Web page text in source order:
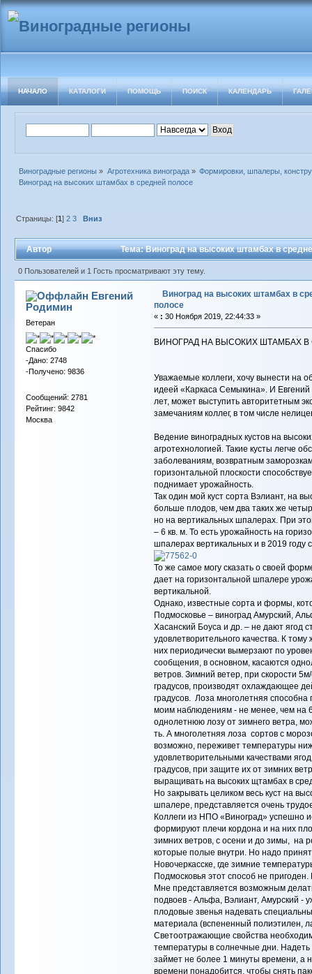
НАЧАЛО КАТАЛОГИ ПОМОЩЬ ПОИСК КАЛЕНДАРЬ
Виноградные регионы » Агротехника винограда» Формировки, шпалеры,
Виноград на высоких штамбах в средней полосе
Страницы: [1]2 3 Вниз
Автор Тема: Виноград на высоких штамбах в
0 Пользователей и 1 Гость просматривают эту тему.
Евгений
Родимин
Ветеран
Спасибо
-Дано: 2748
-Получено: 9836
Сообщений: 2781
Рейтинг: 9842
Москва
Виноград на высоких штамбах в
полосе
« : 30 Ноября 2019, 22:44:33 »
ВИНОГРАД НА ВЫСОКИХ ШТАМБАХ
Уважаемые коллеги, хочу вынести на
идеей «Каркаса Семыкина». И
лет, может выступить авторитетным
замечаниям коллег, в том числе
Ведение виноградных кустов на
агротехнологией. Такие кусты легче
заболеваниям, возвратным
горизонтальной плоскости
поднимает урожайность.
Так один мой куст сорта Вэлиант, на
больше плодов, чем два таких же
но на вертикальных шпалерах. При
– 6 кв. м. То есть урожайность на
шпалерах вертикальных и в 2019 году
То же самое могу сказать о своей
дает на горизонтальной шпалере
вертикальной.
Однако, известные сорта и формы,
Подмосковье – виноград Амурский,
Хасанский Боуса и др. – не дают ягод
удовлетворительного качества. К
них периодически вымерзают по
сообщения, в основном, касаются
ветров. Зимний ветер, при скорости
градусов, производят охлаждающее
градусов. Лоза многолетняя
моим наблюдениям - не менее, чем на
однолетнюю лозу от зимнего ветра,
ть. А многолетняя лоза сортов с
возможно, переживет температуры
удовлетворительными качествами
градусов, при защите их от зимних
выращивать на высоких щтамбах в
Но закрывать целиком весь куст на
шпалере, представляется очень
Коллеги из НПО «Виноград» успешно
формируют плечи кордона и на них
зимних ветров, с осени и до зимы, на
которые полые внутри. Но надо
Новочеркасске, где зимние
Подмосковья этот способ не
Мне представляется возможным
подвоев - Альфа, Вэлиант, Амурский -
плодовые звенья надевать
материала (вспененный полиэтилен,
Светоотражающие свойства
температуры в солнечные дни. Надеть
займет не более 1 минуты времени, а
времени понадобится, чтобы снять